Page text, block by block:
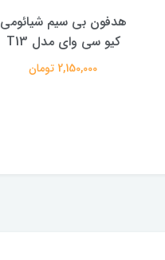
هدفون بی سیم شیائومی
کیو سی وای مدل T13
2,150,000 تومان